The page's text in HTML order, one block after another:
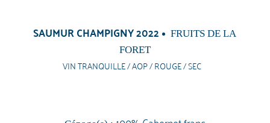
SAUMUR CHAMPIGNY 2022
FRUITS DE LA
FORET
VIN TRANQUILLE / AOP / ROUGE / SEC